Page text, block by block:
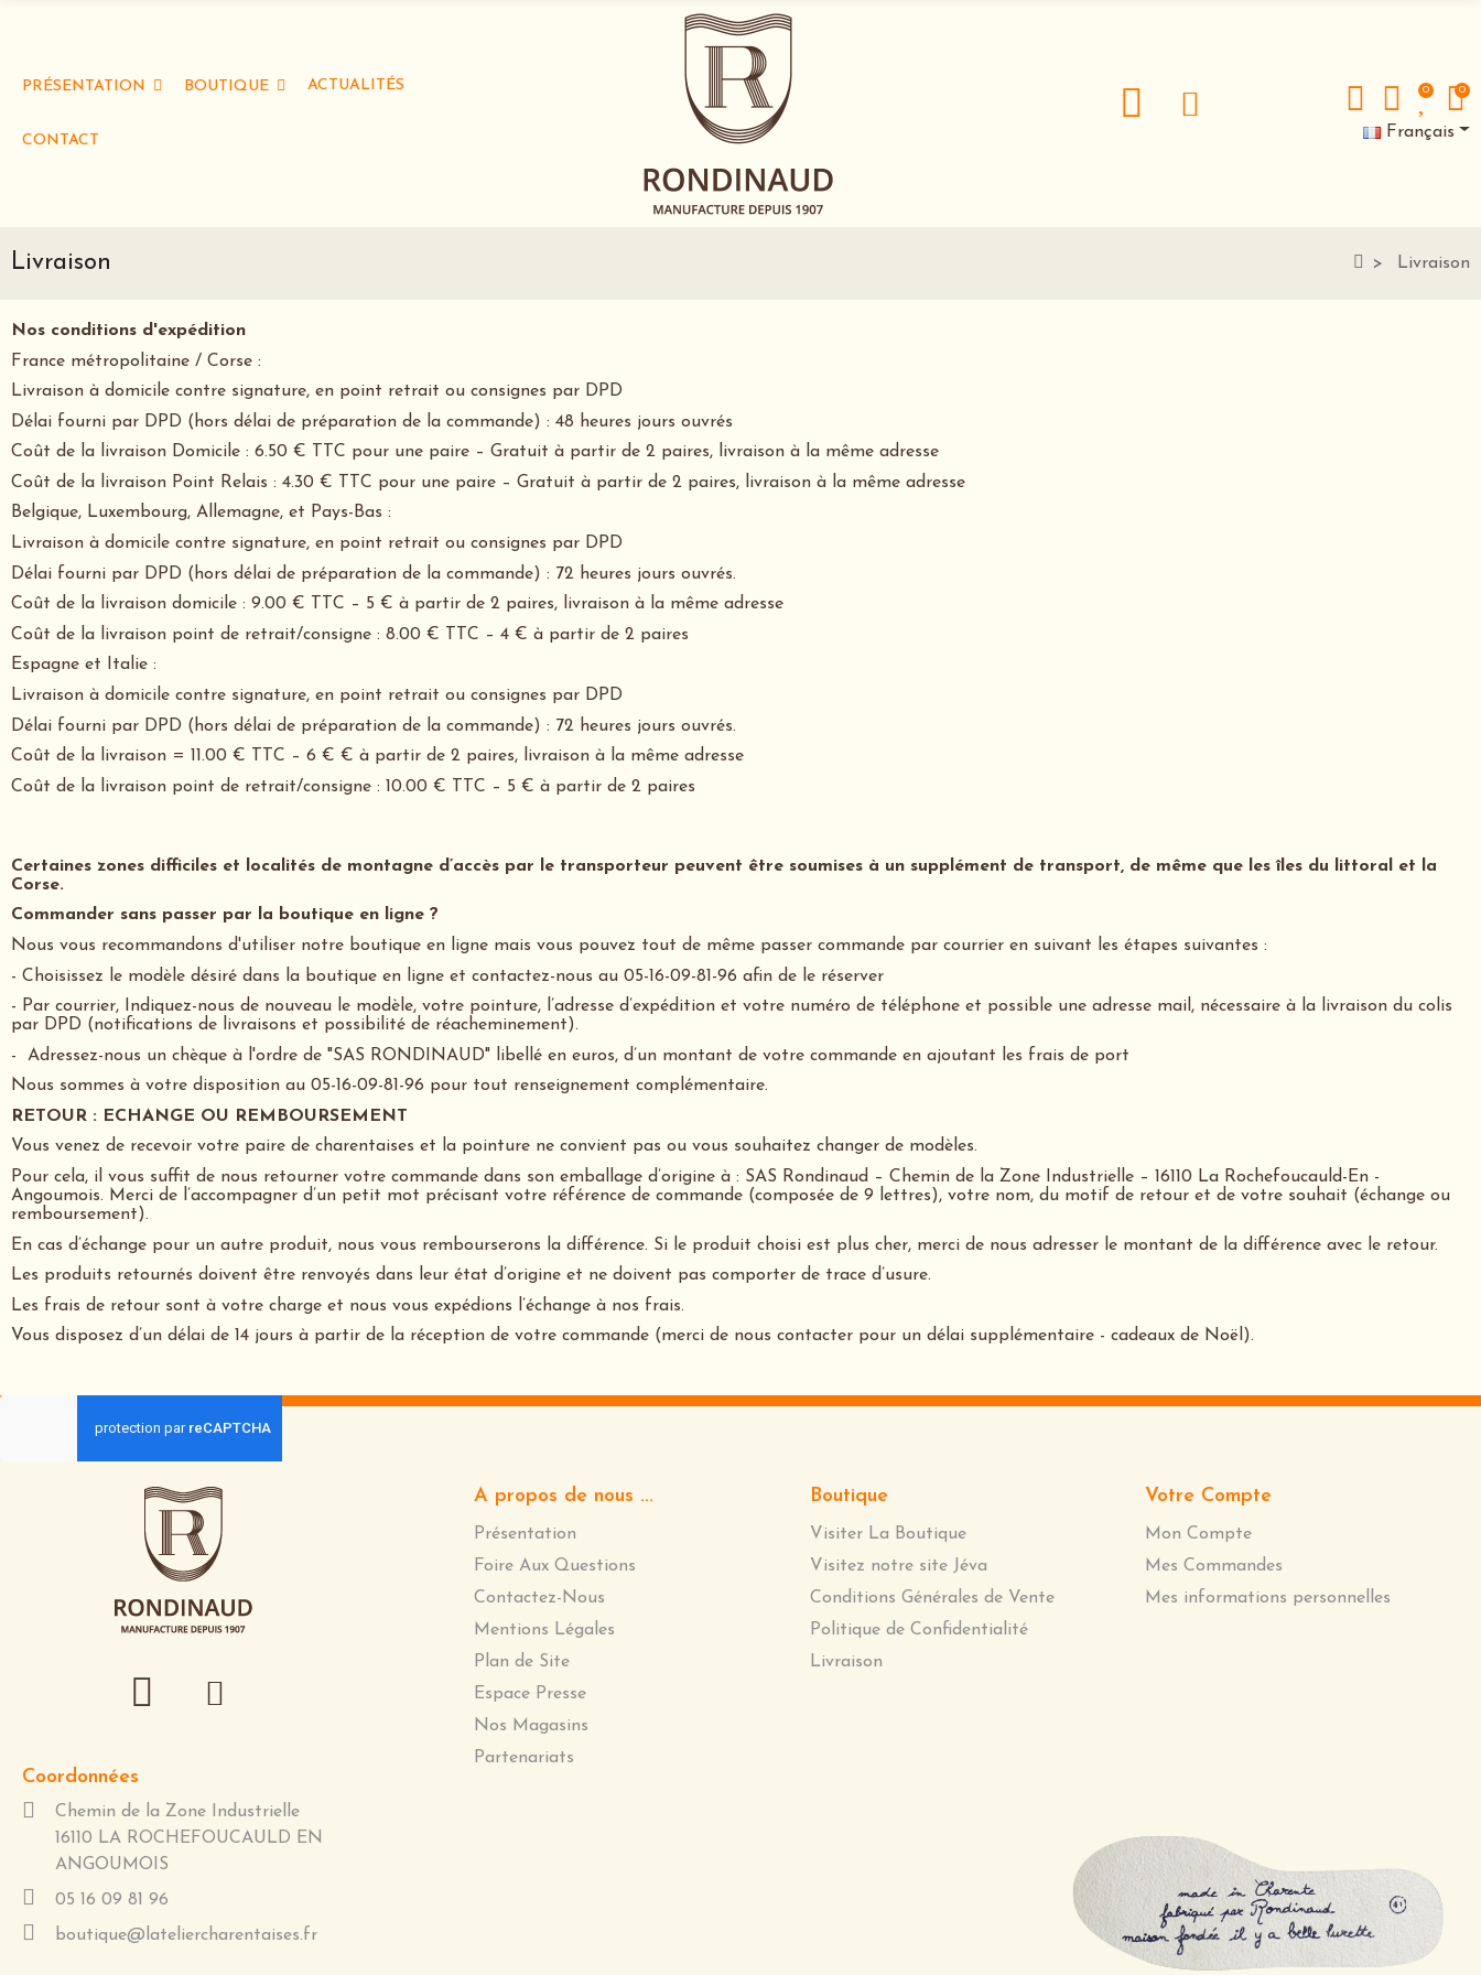
PRÉSENTATION BOUTIQUE ACTUALITÉS
CONTACT
0 0
Français
Livraison Livraison
Nos conditions d'expédition
France métropolitaine / Corse :
Livraison à domicile contre signature, en point retrait ou consignes par DPD
Délai fourni par DPD (hors délai de préparation de la commande) : 48 heures jours ouvrés
Coût de la livraison Domicile : 6.50 € TTC pour une paire – Gratuit à partir de 2 paires, livraison à la même adresse
Coût de la livraison Point Relais : 4.30 € TTC pour une paire – Gratuit à partir de 2 paires, livraison à la même adresse
Belgique, Luxembourg, Allemagne, et Pays-Bas :
Livraison à domicile contre signature, en point retrait ou consignes par DPD
Délai fourni par DPD (hors délai de préparation de la commande) : 72 heures jours ouvrés.
Coût de la livraison domicile : 9.00 € TTC – 5 € à partir de 2 paires, livraison à la même adresse
Coût de la livraison point de retrait/consigne : 8.00 € TTC – 4 € à partir de 2 paires
Espagne et Italie :
Livraison à domicile contre signature, en point retrait ou consignes par DPD
Délai fourni par DPD (hors délai de préparation de la commande) : 72 heures jours ouvrés.
Coût de la livraison = 11.00 € TTC – 6 € € à partir de 2 paires, livraison à la même adresse
Coût de la livraison point de retrait/consigne : 10.00 € TTC – 5 € à partir de 2 paires
Certaines zones difficiles et localités de montagne d’accès par le transporteur peuvent être soumises à un supplément de transport, de même que les îles du littoral et la
Corse.
Commander sans passer par la boutique en ligne ?
Nous vous recommandons d'utiliser notre boutique en ligne mais vous pouvez tout de même passer commande par courrier en suivant les étapes suivantes :
- Choisissez le modèle désiré dans la boutique en ligne et contactez-nous au 05-16-09-81-96 afin de le réserver
- Par courrier, Indiquez-nous de nouveau le modèle, votre pointure, l’adresse d’expédition et votre numéro de téléphone et possible une adresse mail, nécessaire à la livraison du colis
par DPD (notifications de livraisons et possibilité de réacheminement).
- Adressez-nous un chèque à l'ordre de "SAS RONDINAUD" libellé en euros, d’un montant de votre commande en ajoutant les frais de port
Nous sommes à votre disposition au 05-16-09-81-96 pour tout renseignement complémentaire.
RETOUR : ECHANGE OU REMBOURSEMENT
Vous venez de recevoir votre paire de charentaises et la pointure ne convient pas ou vous souhaitez changer de modèles.
Pour cela, il vous suffit de nous retourner votre commande dans son emballage d’origine à : SAS Rondinaud – Chemin de la Zone Industrielle – 16110 La Rochefoucauld-En -
Angoumois. Merci de l’accompagner d’un petit mot précisant votre référence de commande (composée de 9 lettres), votre nom, du motif de retour et de votre souhait (échange ou
remboursement).
En cas d’échange pour un autre produit, nous vous rembourserons la différence. Si le produit choisi est plus cher, merci de nous adresser le montant de la différence avec le retour.
Les produits retournés doivent être renvoyés dans leur état d’origine et ne doivent pas comporter de trace d’usure.
Les frais de retour sont à votre charge et nous vous expédions l’échange à nos frais.
Vous disposez d’un délai de 14 jours à partir de la réception de votre commande (merci de nous contacter pour un délai supplémentaire - cadeaux de Noël).
Coordonnées
Chemin de la Zone Industrielle
16110 LA ROCHEFOUCAULD EN
ANGOUMOIS
05 16 09 81 96
boutique@lateliercharentaises.fr
A propos de nous ...
Présentation
Foire Aux Questions
Contactez-Nous
Mentions Légales
Plan de Site
Espace Presse
Nos Magasins
Partenariats
Boutique
Visiter La Boutique
Visitez notre site Jéva
Conditions Générales de Vente
Politique de Confidentialité
Livraison
Votre Compte
Mon Compte
Mes Commandes
Mes informations personnelles